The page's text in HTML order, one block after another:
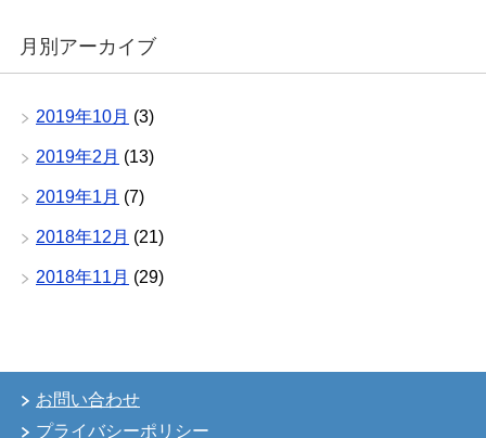
月別アーカイブ
2019年10月 (3)
2019年2月 (13)
2019年1月 (7)
2018年12月 (21)
2018年11月 (29)
お問い合わせ
プライバシーポリシー